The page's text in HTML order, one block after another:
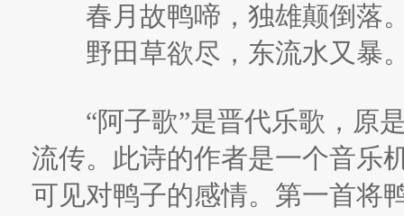
春月故鸭啼，独雄颠倒落
野田草欲尽，东流水又暴
“阿子歌”是晋代乐歌，原是
流传。此诗的作者是一个音乐
可见对鸭子的感情。第一首将